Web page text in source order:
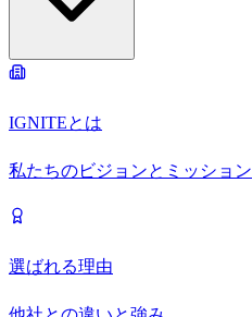
IGNITEとは
私たちのビジョンとミッション
選ばれる理由